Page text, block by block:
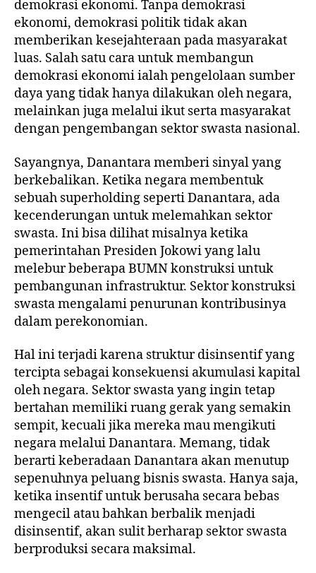
demokrasi ekonomi. Tanpa demokrasi
ekonomi, demokrasi politik tidak akan
memberikan kesejahteraan pada masyarakat
luas. Salah satu cara untuk membangun
demokrasi ekonomi ialah pengelolaan sumber
daya yang tidak hanya dilakukan oleh negara,
melainkan juga melalui ikut serta masyarakat
dengan pengembangan sektor swasta nasional.
Sayangnya, Danantara memberi sinyal yang
berkebalikan. Ketika negara membentuk
sebuah superholding seperti Danantara, ada
kecenderungan untuk melemahkan sektor
swasta. Ini bisa dilihat misalnya ketika
pemerintahan Presiden Jokowi yang lalu
melebur beberapa BUMN konstruksi untuk
pembangunan infrastruktur. Sektor konstruksi
swasta mengalami penurunan kontribusinya
dalam perekonomian.
Hal ini terjadi karena struktur disinsentif yang
tercipta sebagai konsekuensi akumulasi kapital
oleh negara. Sektor swasta yang ingin tetap
bertahan memiliki ruang gerak yang semakin
sempit, kecuali jika mereka mau mengikuti
negara melalui Danantara. Memang, tidak
berarti keberadaan Danantara akan menutup
sepenuhnya peluang bisnis swasta. Hanya saja,
ketika insentif untuk berusaha secara bebas
mengecil atau bahkan berbalik menjadi
disinsentif, akan sulit berharap sektor swasta
berproduksi secara maksimal.